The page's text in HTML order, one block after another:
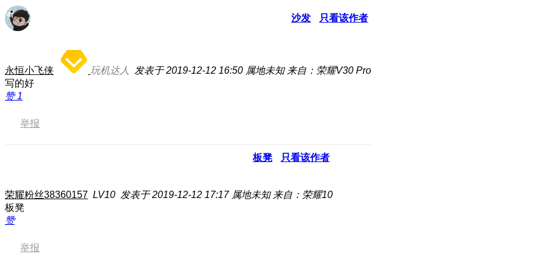
沙发 只看该作者
永恒小飞侠 玩机达人 发表于 2019-12-12 16:50 属地未知 来自：荣耀V30 Pro
写的好
赞1
举报
板凳 只看该作者
荣耀粉丝38360157 LV10 发表于 2019-12-12 17:17 属地未知 来自：荣耀10
板凳
赞
举报